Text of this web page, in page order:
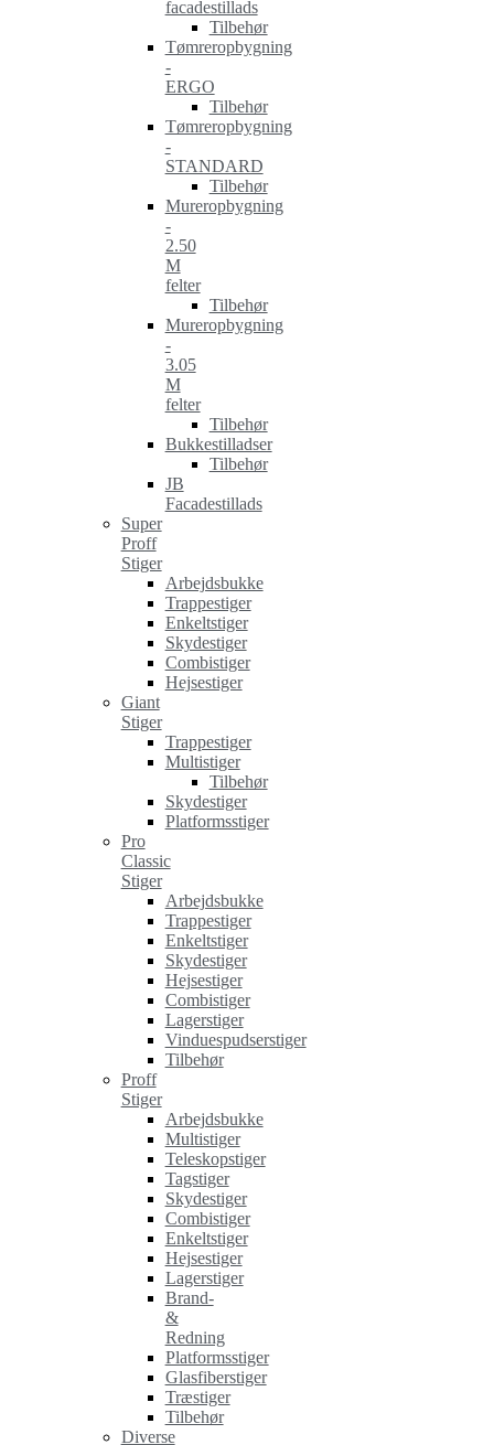
facadestillads
Tilbehør
Tømreropbygning
-
ERGO
Tilbehør
Tømreropbygning
-
STANDARD
Tilbehør
Mureropbygning
-
2.50
M
felter
Tilbehør
Mureropbygning
-
3.05
M
felter
Tilbehør
Bukkestilladser
Tilbehør
JB
Facadestillads
Super
Proff
Stiger
Arbejdsbukke
Trappestiger
Enkeltstiger
Skydestiger
Combistiger
Hejsestiger
Giant
Stiger
Trappestiger
Multistiger
Tilbehør
Skydestiger
Platformsstiger
Pro
Classic
Stiger
Arbejdsbukke
Trappestiger
Enkeltstiger
Skydestiger
Hejsestiger
Combistiger
Lagerstiger
Vinduespudserstiger
Tilbehør
Proff
Stiger
Arbejdsbukke
Multistiger
Teleskopstiger
Tagstiger
Skydestiger
Combistiger
Enkeltstiger
Hejsestiger
Lagerstiger
Brand-
&
Redning
Platformsstiger
Glasfiberstiger
Træstiger
Tilbehør
Diverse